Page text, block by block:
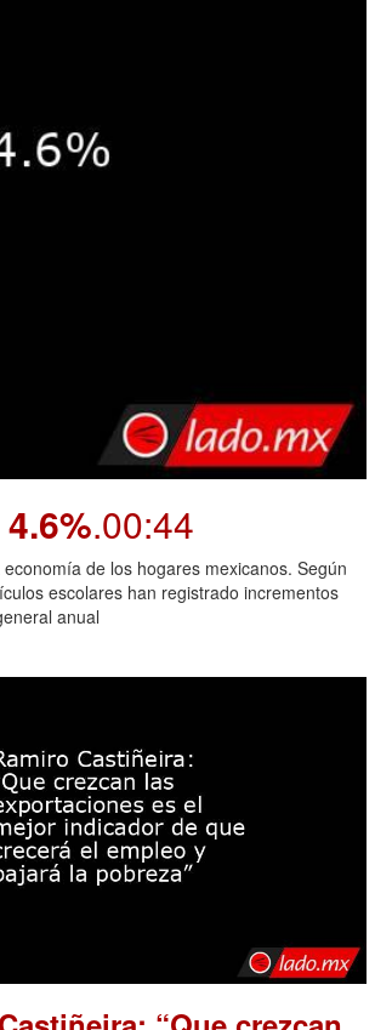
.00:44
de los hogares mexicanos. Según
escolares han registrado incrementos
anual